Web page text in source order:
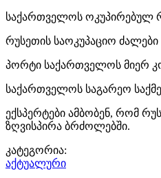
საქართველოს ოკუპირებულ
რუსეთის საოკუპაციო
პორტი საქართველოს მიერ
საქართველოს საგარეო
ექსპერტები ამბობენ, რომ
ზღვისპირა ბრძოლებში.
კატეგორია:
აქტუალური